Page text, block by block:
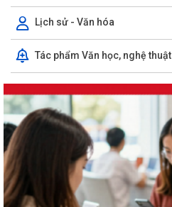
Lịch sử - Văn hóa
Tác phẩm Văn học, nghệ thuật